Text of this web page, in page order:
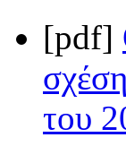
[pdf]
του